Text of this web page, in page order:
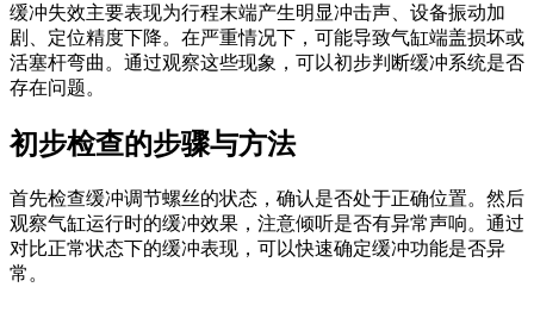
缓冲失效主要表现为行程末端产生明显冲击声、设备振动加
剧、定位精度下降。在严重情况下，可能导致气缸端盖损坏或
活塞杆弯曲。通过观察这些现象，可以初步判断缓冲系统是否
存在问题。
初步检查的步骤与方法
首先检查缓冲调节螺丝的状态，确认是否处于正确位置。然后
观察气缸运行时的缓冲效果，注意倾听是否有异常声响。通过
对比正常状态下的缓冲表现，可以快速确定缓冲功能是否异
常。